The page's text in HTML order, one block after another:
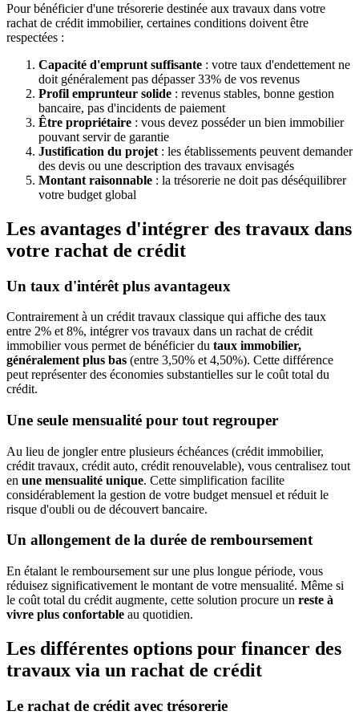
Pour bénéficier d'une trésorerie destinée aux travaux dans votre
rachat de crédit immobilier, certaines conditions doivent être
respectées :
Capacité d'emprunt suffisante : votre taux d'endettement ne
doit généralement pas dépasser 33% de vos revenus
Profil emprunteur solide : revenus stables, bonne gestion
bancaire, pas d'incidents de paiement
Être propriétaire : vous devez posséder un bien immobilier
pouvant servir de garantie
Justification du projet : les établissements peuvent demander
des devis ou une description des travaux envisagés
Montant raisonnable : la trésorerie ne doit pas déséquilibrer
votre budget global
Les avantages d'intégrer des travaux dans
votre rachat de crédit
Un taux d'intérêt plus avantageux
Contrairement à un crédit travaux classique qui affiche des taux
entre 2% et 8%, intégrer vos travaux dans un rachat de crédit
immobilier vous permet de bénéficier du taux immobilier,
généralement plus bas (entre 3,50% et 4,50%). Cette différence
peut représenter des économies substantielles sur le coût total du
crédit.
Une seule mensualité pour tout regrouper
Au lieu de jongler entre plusieurs échéances (crédit immobilier,
crédit travaux, crédit auto, crédit renouvelable), vous centralisez tout
en une mensualité unique. Cette simplification facilite
considérablement la gestion de votre budget mensuel et réduit le
risque d'oubli ou de découvert bancaire.
Un allongement de la durée de remboursement
En étalant le remboursement sur une plus longue période, vous
réduisez significativement le montant de votre mensualité. Même si
le coût total du crédit augmente, cette solution procure un reste à
vivre plus confortable au quotidien.
Les différentes options pour financer des
travaux via un rachat de crédit
Le rachat de crédit avec trésorerie